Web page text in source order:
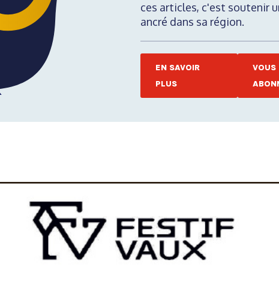
ces articles, c'est soutenir
ancré dans sa région.
EN SAVOIR
PLUS
VOUS